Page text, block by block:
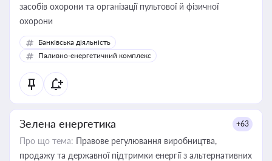
засобів охорони та організації пультової й фізичної
охорони
Банківська діяльність
Паливно-енергетичний комплекс
Зелена енергетика +63
Про що тема: Правове регулювання виробництва,
продажу та державної підтримки енергії з альтернативних